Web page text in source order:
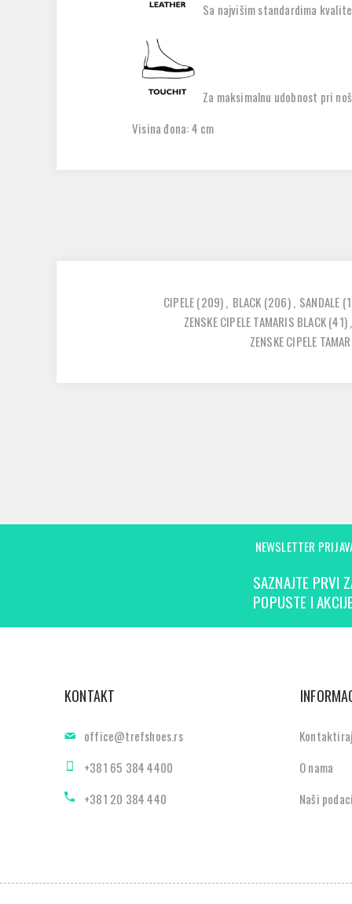
Sa najvišim standardima
Za maksimalnu udobnost pri
Visina đona: 4 cm
CIPELE(209), BLACK (206), SANDALE
ZENSKE CIPELE TAMARIS BLACK(41),
ZENSKE CIPELE
NEWSLETTER
SAZNAJTE PRVI
POPUSTE I
KONTAKT
office@trefshoes.rs
+381 65 384 4400
+381 20 384 440
O nama
Naši